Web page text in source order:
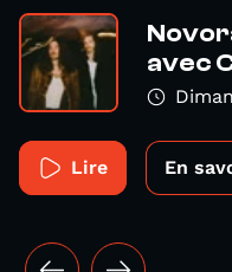
avec
Lire En